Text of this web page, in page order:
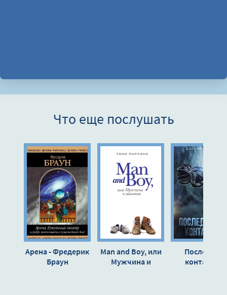
Что еще послушать
Арена - Фредерик
Браун
Man and Boy, или
Мужчина и
Последний
контакт 2 -